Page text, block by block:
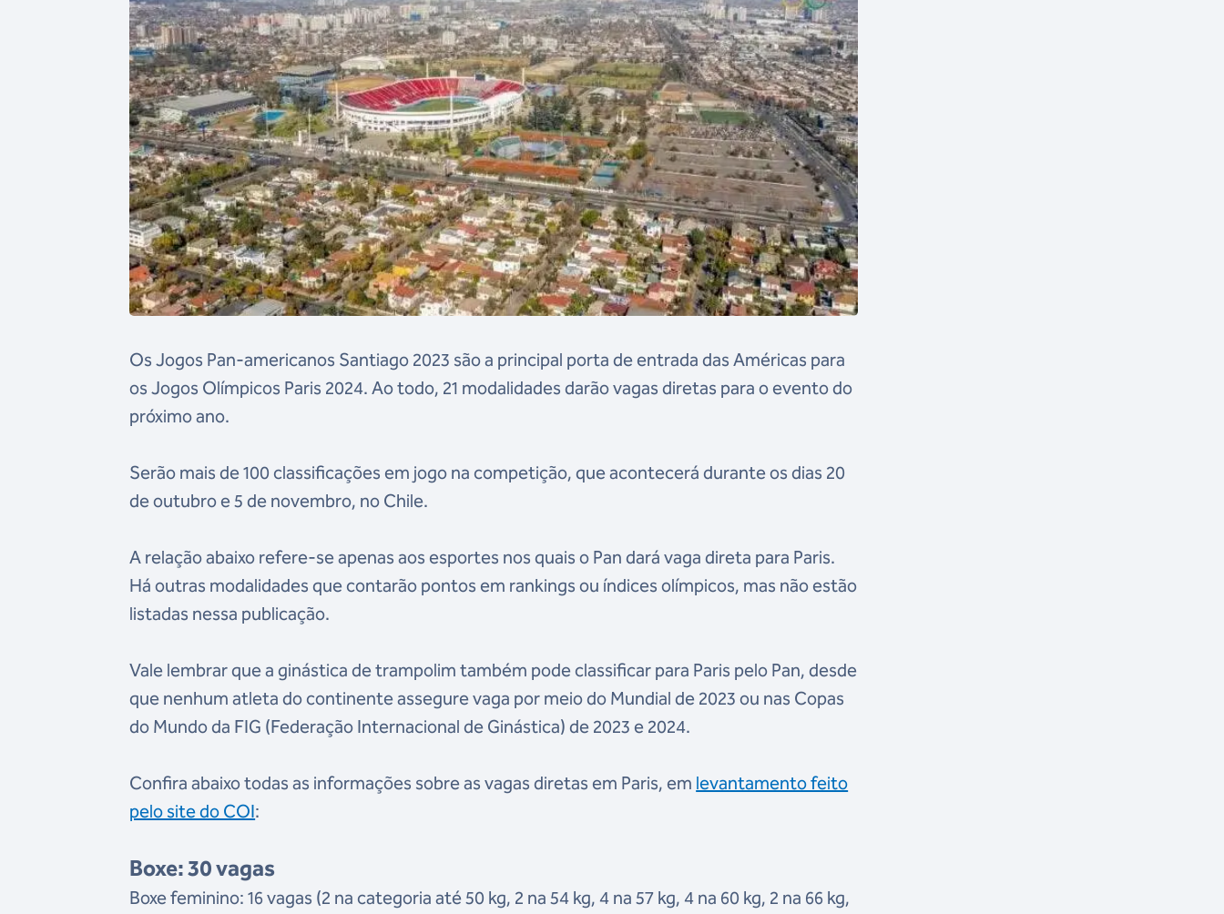
Os Jogos Pan-americanos Santiago 2023 são a principal porta de entrada das Américas para
os Jogos Olímpicos Paris 2024. Ao todo, 21 modalidades darão vagas diretas para o evento do
próximo ano.
Serão mais de 100 classificações em jogo na competição, que acontecerá durante os dias 20
de outubro e 5 de novembro, no Chile.
A relação abaixo refere-se apenas aos esportes nos quais o Pan dará vaga direta para Paris.
Há outras modalidades que contarão pontos em rankings ou índices olímpicos, mas não estão
listadas nessa publicação.
Vale lembrar que a ginástica de trampolim também pode classificar para Paris pelo Pan, desde
que nenhum atleta do continente assegure vaga por meio do Mundial de 2023 ou nas Copas
do Mundo da FIG (Federação Internacional de Ginástica) de 2023 e 2024.
Confira abaixo todas as informações sobre as vagas diretas em Paris, em levantamento feito
pelo site do COI:
Boxe: 30 vagas
Boxe feminino: 16 vagas (2 na categoria até 50 kg, 2 na 54 kg, 4 na 57 kg, 4 na 60 kg, 2 na 66 kg,